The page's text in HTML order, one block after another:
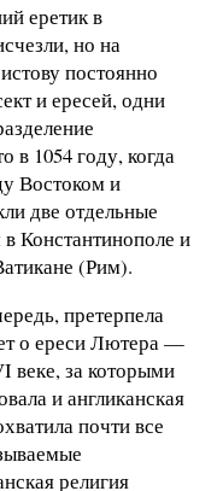
еретик в
но на
постоянно
и ересей, одни
в 1054 году, когда
Востоком и
две отдельные
Константинополе и
(Рим).
претерпела
о ереси Лютера —
веке, за которыми
и англиканская
почти все
религия